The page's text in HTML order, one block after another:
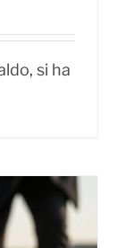
si ha